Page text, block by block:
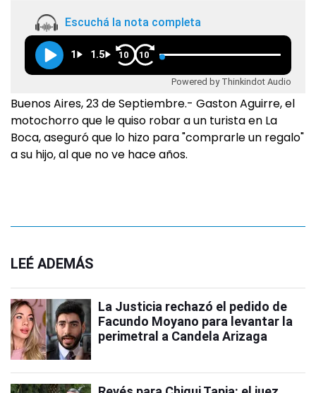
Escuchá la nota completa
1 1.5 10 10
Powered by Thinkindot Audio
Buenos Aires, 23 de Septiembre.- Gaston Aguirre, el
motochorro que le quiso robar a un turista en La
Boca, aseguró que lo hizo para "comprarle un regalo"
a su hijo, al que no ve hace años.
LEÉ ADEMÁS
La Justicia rechazó el pedido de
Facundo Moyano para levantar la
perimetral a Candela Arizaga